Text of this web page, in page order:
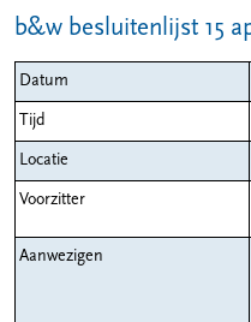
b&w besluitenlijst 15
Datum
Tijd
Locatie
Voorzitter
Aanwezigen